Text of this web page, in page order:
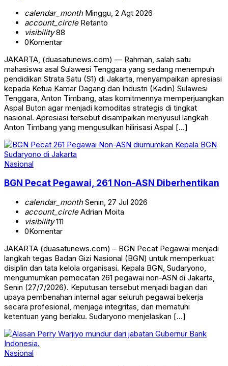
calendar_monthMinggu, 2 Agt 2026
account_circleRetanto
visibility88
0Komentar
JAKARTA, (duasatunews.com) — Rahman, salah satu
mahasiswa asal Sulawesi Tenggara yang sedang menempuh
pendidikan Strata Satu (S1) di Jakarta, menyampaikan apresiasi
kepada Ketua Kamar Dagang dan Industri (Kadin) Sulawesi
Tenggara, Anton Timbang, atas komitmennya memperjuangkan
Aspal Buton agar menjadi komoditas strategis di tingkat
nasional. Apresiasi tersebut disampaikan menyusul langkah
Anton Timbang yang mengusulkan hilirisasi Aspal […]
Nasional
BGN Pecat Pegawai, 261 Non-ASN Diberhentikan
calendar_monthSenin, 27 Jul 2026
account_circleAdrian Moita
visibility111
0Komentar
JAKARTA (duasatunews.com) – BGN Pecat Pegawai menjadi
langkah tegas Badan Gizi Nasional (BGN) untuk memperkuat
disiplin dan tata kelola organisasi. Kepala BGN, Sudaryono,
mengumumkan pemecatan 261 pegawai non-ASN di Jakarta,
Senin (27/7/2026). Keputusan tersebut menjadi bagian dari
upaya pembenahan internal agar seluruh pegawai bekerja
secara profesional, menjaga integritas, dan mematuhi
ketentuan yang berlaku. Sudaryono menjelaskan […]
Nasional